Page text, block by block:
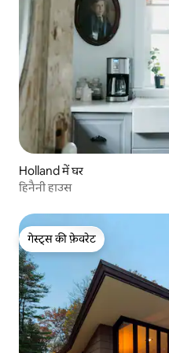
Holland में घर
हिनैनी हाउस
गेस्ट्स की फ़ेवरेट
गेस्ट्स की फ़ेवरेट